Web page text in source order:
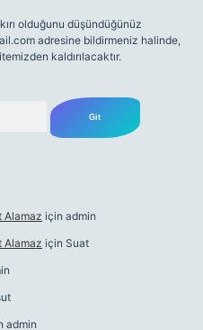
olduğunu düşündüğünüz
adresine bildirmeniz halinde,
kaldırılacaktır.
Alamaz için admin
Alamaz için Suat
admin